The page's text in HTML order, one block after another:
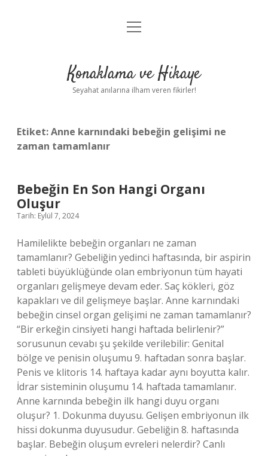
Anasayfa
Yasal Uyarı
menüyü
Konaklama ve Hikaye
Seyahat anılarına ilham veren fikirler!
Etiket:Anne karnındaki bebeğin gelişimi ne
zaman tamamlanır
Bebeğin En Son Hangi Organı
Oluşur
Tarih: Eylül 7, 2024
Hamilelikte bebeğin organları ne zaman
tamamlanır? Gebeliğin yedinci haftasında, bir aspirin
tableti büyüklüğünde olan embriyonun tüm hayati
organları gelişmeye devam eder. Saç kökleri, göz
kapakları ve dil gelişmeye başlar. Anne karnındaki
bebeğin cinsel organ gelişimi ne zaman tamamlanır?
“Bir erkeğin cinsiyeti hangi haftada belirlenir?”
sorusunun cevabı şu şekilde verilebilir: Genital
bölge ve penisin oluşumu 9. haftadan sonra başlar.
Penis ve klitoris 14. haftaya kadar aynı boyutta kalır.
İdrar sisteminin oluşumu 14. haftada tamamlanır.
Anne karnında bebeğin ilk hangi duyu organı
oluşur? 1. Dokunma duyusu. Gelişen embriyonun ilk
hissi dokunma duyusudur. Gebeliğin 8. haftasında
başlar. Bebeğin oluşum evreleri nelerdir? Canlı